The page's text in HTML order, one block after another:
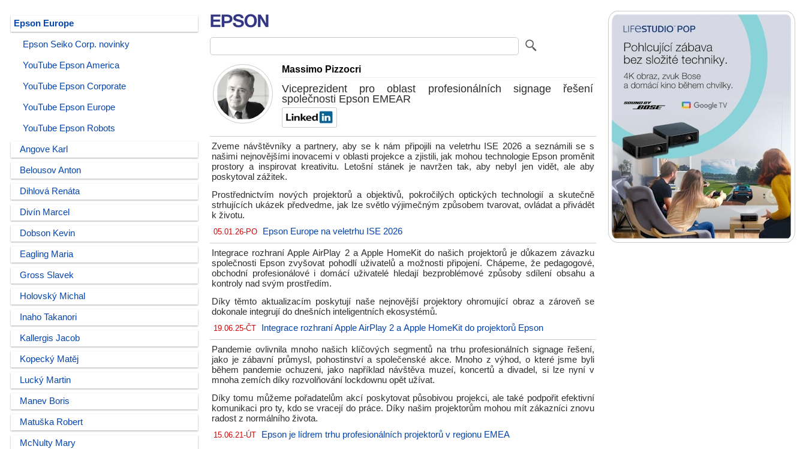
Epson Europe
Epson Seiko Corp. novinky
YouTube Epson America
YouTube Epson Corporate
YouTube Epson Europe
YouTube Epson Robots
Angove Karl
Belousov Anton
Dihlová Renáta
Divín Marcel
Dobson Kevin
Eagling Maria
Gross Slavek
Holovský Michal
Inaho Takanori
Kallergis Jacob
Kopecký Matěj
Lucký Martin
Manev Boris
Matuška Robert
McNulty Mary
Massimo Pizzocri
Viceprezident pro oblast profesionálních signage řešení
společnosti Epson EMEAR
Zveme návštěvníky a partnery, aby se k nám připojili na veletrhu ISE 2026 a seznámili se s
našimi nejnovějšími inovacemi v oblasti projekce a zjistili, jak mohou technologie Epson proměnit
prostory a inspirovat kreativitu. Letošní stánek je navržen tak, aby nebyl jen vidět, ale aby
poskytoval zážitek.
Prostřednictvím nových projektorů a objektivů, pokročilých optických technologií a skutečně
strhujících ukázek předvedme, jak lze světlo výjimečným způsobem tvarovat, ovládat a přivádět
k životu.
05.01.26-PO Epson Europe na veletrhu ISE 2026
Integrace rozhraní Apple AirPlay 2 a Apple HomeKit do našich projektorů je důkazem závazku
společnosti Epson zvyšovat pohodlí uživatelů a možnosti připojení. Chápeme, že pedagogové,
obchodní profesionálové i domácí uživatelé hledají bezproblémové způsoby sdílení obsahu a
kontroly nad svým prostředím.
Díky těmto aktualizacím poskytují naše nejnovější projektory ohromující obraz a zároveň se
dokonale integrují do dnešních inteligentních ekosystémů.
19.06.25-ČT Integrace rozhraní Apple AirPlay 2 a Apple HomeKit do projektorů Epson
Pandemie ovlivnila mnoho našich klíčových segmentů na trhu profesionálních signage řešení,
jako je zábavní průmysl, pohostinství a společenské akce. Mnoho z výhod, o které jsme byli
během pandemie ochuzeni, jako například návštěva muzeí, koncertů a divadel, si lze nyní v
mnoha zemích díky rozvolňování lockdownu opět užívat.
Díky tomu můžeme pořadatelům akcí poskytovat působivou projekci, ale také podpořit efektivní
komunikaci pro ty, kdo se vracejí do práce. Díky našim projektorům mohou mít zákazníci znovu
radost z normálního života.
15.06.21-ÚT Epson je lídrem trhu profesionálních projektorů v regionu EMEA